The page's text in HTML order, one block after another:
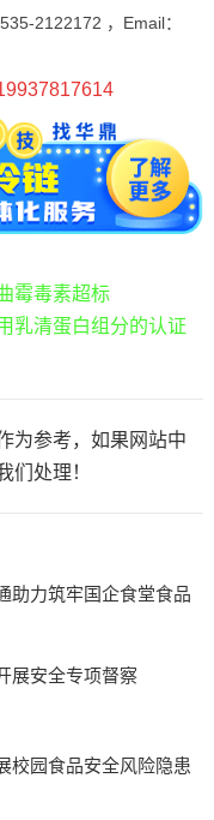
2122172 ，Email：
霉毒素超标
乳清蛋白组分的认证
为参考，如果网站中
们处理！
助力筑牢国企食堂食品
展安全专项督察
校园食品安全风险隐患